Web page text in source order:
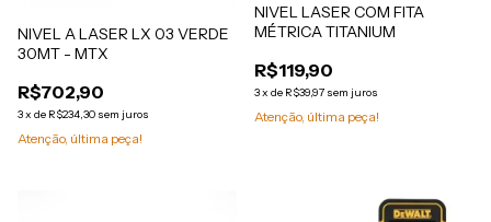
NIVEL A LASER LX 03 VERDE
30MT - MTX
R$702,90
3x de R$234,30 sem juros
Atenção, última peça!
NIVEL LASER COM FITA
MÉTRICA TITANIUM
R$119,90
3x de R$39,97 sem juros
Atenção, última peça!